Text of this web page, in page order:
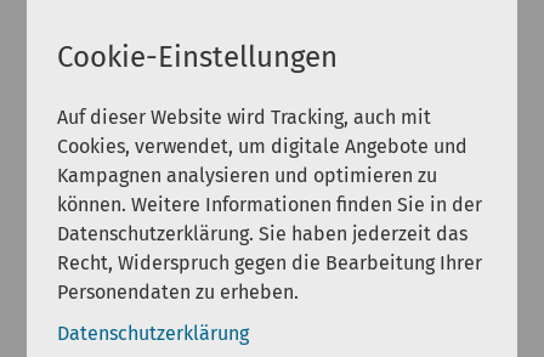
17 18 19 20 21
24 25 26 27 28 29 30
31
Gäste:
Suche
Cookie-Einstellungen
Auf dieser Website wird Tracking, auch mit
Cookies, verwendet, um digitale Angebote und
Kampagnen analysieren und optimieren zu
können. Weitere Informationen finden Sie in der
Datenschutzerklärung. Sie haben jederzeit das
Recht, Widerspruch gegen die Bearbeitung Ihrer
Personendaten zu erheben.
Datenschutzerklärung